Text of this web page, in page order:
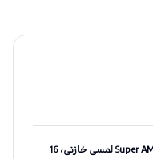
Super AMOLED لمسی خازنی، 16